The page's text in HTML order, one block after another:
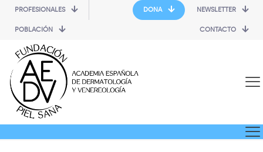
PROFESIONALES
POBLACIÓN
DONA NEWSLETTER
CONTACTO